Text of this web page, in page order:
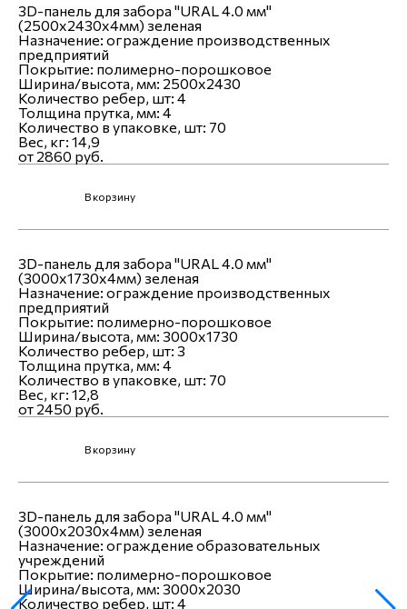
3D-панель для забора "URAL 4.0 мм"
(2500х2430х4мм) зеленая
Назначение: ограждение производственных
предприятий
Покрытие: полимерно-порошковое
Ширина/высота, мм: 2500x2430
Количество ребер, шт: 4
Толщина прутка, мм: 4
Количество в упаковке, шт: 70
Вес, кг: 14,9
от 2860 руб.
В корзину
3D-панель для забора "URAL 4.0 мм"
(3000х1730х4мм) зеленая
Назначение: ограждение производственных
предприятий
Покрытие: полимерно-порошковое
Ширина/высота, мм: 3000x1730
Количество ребер, шт: 3
Толщина прутка, мм: 4
Количество в упаковке, шт: 70
Вес, кг: 12,8
от 2450 руб.
В корзину
3D-панель для забора "URAL 4.0 мм"
(3000х2030х4мм) зеленая
Назначение: ограждение образовательных
учреждений
Покрытие: полимерно-порошковое
Ширина/высота, мм: 3000x2030
Количество ребер, шт: 4